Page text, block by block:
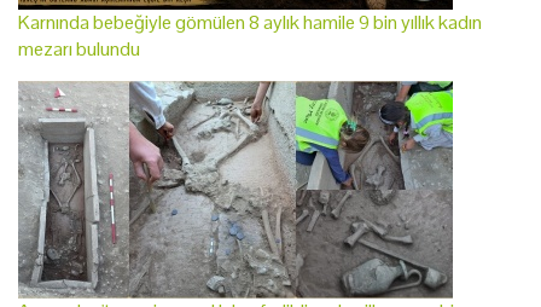
Karnında bebeğiyle gömülen 8 aylık hamile 9 bin yıllık kadın
mezarı bulundu